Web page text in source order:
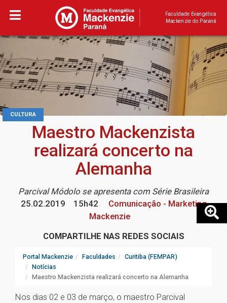
Faculdade Evangélica
Mackenzie do Paraná
CULTURA
Maestro Mackenzista
realizará concerto na
Alemanha
Parcival Módolo se apresenta com Série Brasileira
25.02.2019
15h42
Comunicação - Marketing
Mackenzie
COMPARTILHE NAS REDES SOCIAIS
Portal Mackenzie Faculdades
Curitiba (FEMPAR)
Notícias
Maestro Mackenzista realizará concerto na Alemanha
Nos dias 02 e 03 de março, o maestro Parcival